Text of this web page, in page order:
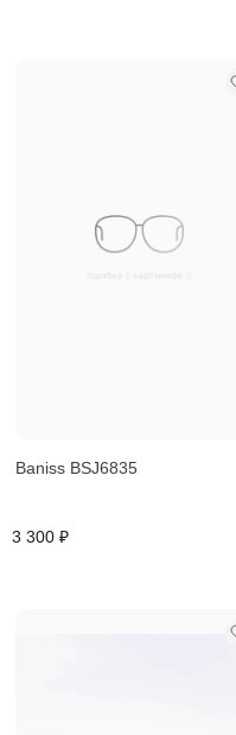
Baniss BSJ6835
3 300 ₽